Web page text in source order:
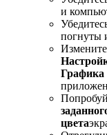
и
погнуты
Измените
Графика
цвета